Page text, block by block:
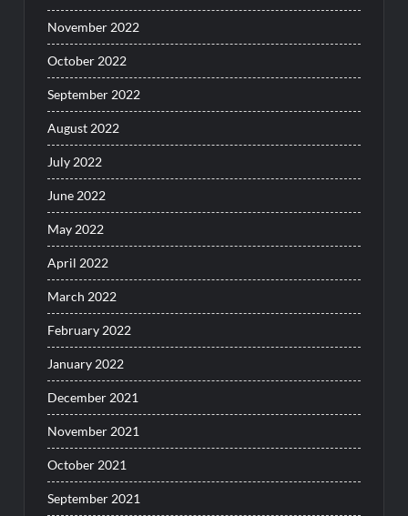
November 2022
October 2022
September 2022
August 2022
July 2022
June 2022
May 2022
April 2022
March 2022
February 2022
January 2022
December 2021
November 2021
October 2021
September 2021